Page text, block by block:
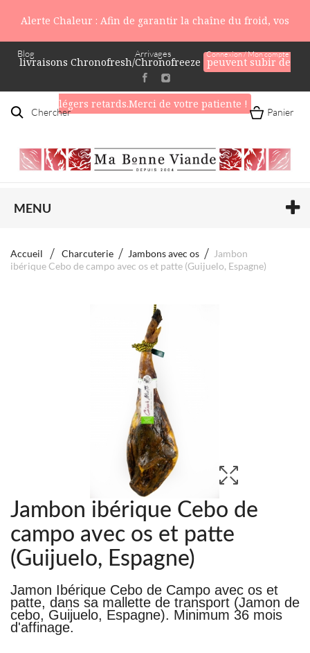
Alerte Chaleur : Afin de garantir la chaîne du froid, vos
livraisons Chronofresh/Chronofreeze peuvent subir de
légers retards.Merci de votre patiente !
Blog Connexion / Mon compte
Arrivages
Chercher Panier
MENU
Accueil Charcuterie Jambons avec os
Jambon
ibérique Cebo de campo avec os et patte (Guijuelo, Espagne)
Jambon ibérique Cebo de
campo avec os et patte
(Guijuelo, Espagne)
Jamon Ibérique Cebo de Campo avec os et
patte, dans sa mallette de transport (Jamon de
cebo, Guijuelo, Espagne). Minimum 36 mois
d'affinage.